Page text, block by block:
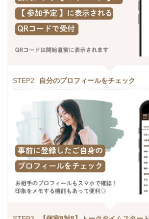
STEP2 自分のプロフィールをチェック